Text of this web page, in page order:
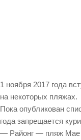
1 ноября 2017 года
на некоторых пляжах.
Пока опубликован
года запрещается
— Районг — пляж